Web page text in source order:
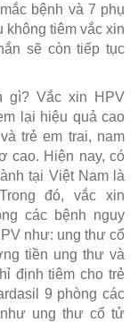
bệnh và 7 phụ
tiêm vắc xin
sẽ còn tiếp tục
gì? Vắc xin HPV
lại hiệu quả cao
trẻ em trai, nam
cao. Hiện nay, có
tại Việt Nam là
đó, vắc xin
các bệnh nguy
như: ung thư cổ
tiền ung thư và
định tiêm cho trẻ
9 phòng các
ung thư cổ tử